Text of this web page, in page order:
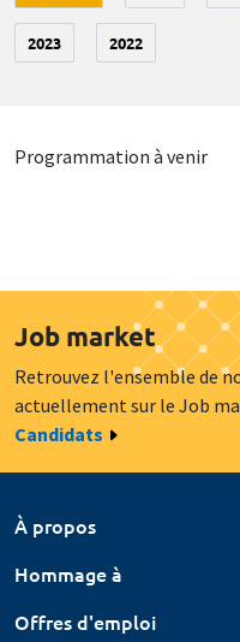
2023 2022
Programmation à venir
Job market
Retrouvez l'ensemble de
actuellement sur le Job
Candidats
À propos
Hommage à
Offres d'emploi